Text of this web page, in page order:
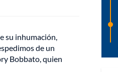
su inhumación,
de un
Bobbato, quien